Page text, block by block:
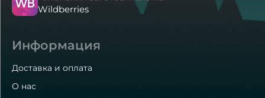
Wildberries
Информация
Доставка и оплата
О нас